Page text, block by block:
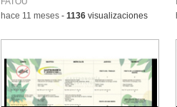
-hace 11 meses- 1136visualizaciones